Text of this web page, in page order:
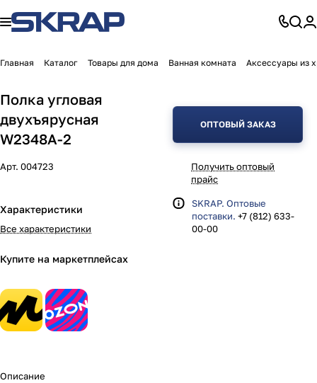
Главная Каталог Товары для дома Ванная комната Аксессуары из
Полка угловая
двухъярусная
W2348A-2
Арт. 004723
Характеристики
Все характеристики
Купите на маркетплейсах
ОПТОВЫЙ ЗАКАЗ
Получить оптовый
прайс
SKRAP. Оптовые
поставки. +7 (812) 633-
00-00
Описание